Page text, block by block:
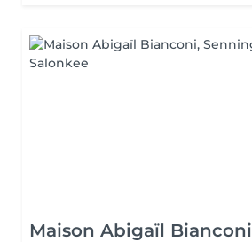
Maison Abigaïl Bianconi